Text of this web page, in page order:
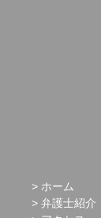
ホーム
弁護士紹介